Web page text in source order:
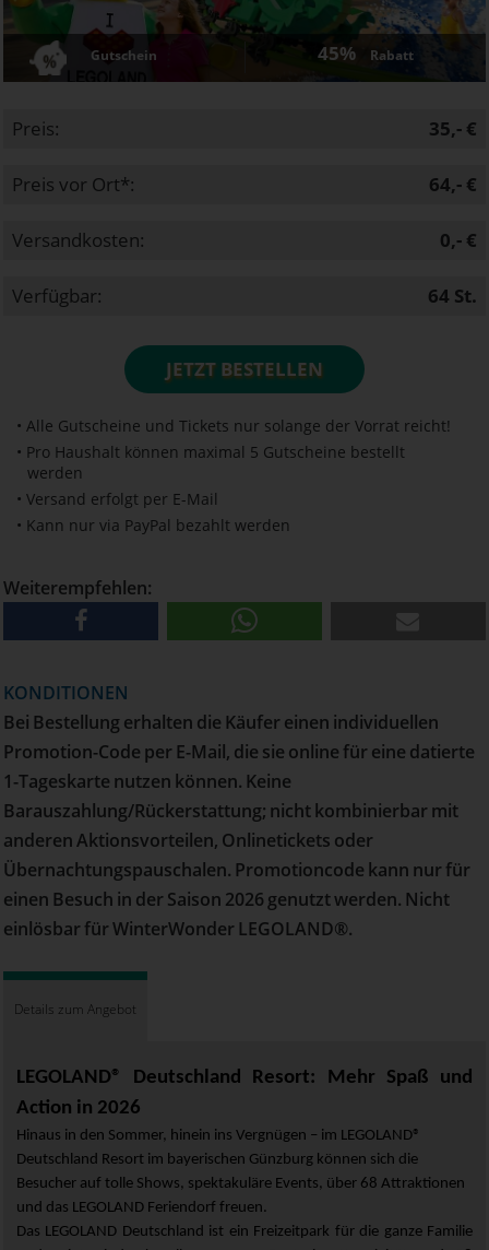
Gutschein 45% Rabatt
Preis: 35,- €
Preis vor Ort*: 64,- €
Versandkosten: 0,- €
Verfügbar: 64 St.
JETZT BESTELLEN
• Alle Gutscheine und Tickets nur solange der Vorrat reicht!
• Pro Haushalt können maximal 5 Gutscheine bestellt
werden
• Versand erfolgt per E-Mail
• Kann nur via PayPal bezahlt werden
Weiterempfehlen:
KONDITIONEN
Bei Bestellung erhalten die Käufer einen individuellen
Promotion-Code per E-Mail, die sie online für eine datierte
1-Tageskarte nutzen können. Keine
Barauszahlung/Rückerstattung; nicht kombinierbar mit
anderen Aktionsvorteilen, Onlinetickets oder
Übernachtungspauschalen. Promotioncode kann nur für
einen Besuch in der Saison 2026 genutzt werden. Nicht
einlösbar für WinterWonder LEGOLAND®.
Details zum Angebot
LEGOLAND® Deutschland Resort: Mehr Spaß und
Action in 2026
Hinaus in den Sommer, hinein ins Vergnügen – im LEGOLAND®
Deutschland Resort im bayerischen Günzburg können sich die
Besucher auf tolle Shows, spektakuläre Events, über 68 Attraktionen
und das LEGOLAND Feriendorf freuen.
Das LEGOLAND Deutschland ist ein Freizeitpark für die ganze Familie